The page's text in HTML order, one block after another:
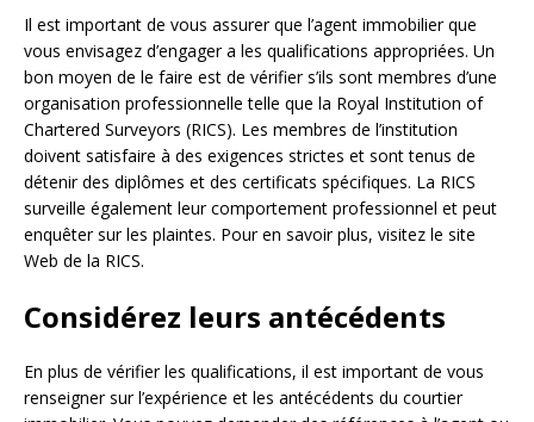
Il est important de vous assurer que l’agent immobilier que
vous envisagez d’engager a les qualifications appropriées. Un
bon moyen de le faire est de vérifier s’ils sont membres d’une
organisation professionnelle telle que la Royal Institution of
Chartered Surveyors (RICS). Les membres de l’institution
doivent satisfaire à des exigences strictes et sont tenus de
détenir des diplômes et des certificats spécifiques. La RICS
surveille également leur comportement professionnel et peut
enquêter sur les plaintes. Pour en savoir plus, visitez le site
Web de la RICS.
Considérez leurs antécédents
En plus de vérifier les qualifications, il est important de vous
renseigner sur l’expérience et les antécédents du courtier